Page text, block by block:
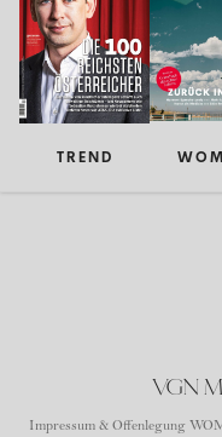
TREND
VGN
Impressum & Offenlegung